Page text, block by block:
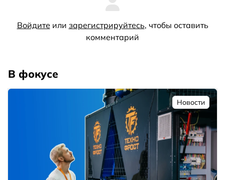
Войдите или зарегистрируйтесь, чтобы оставить
комментарий
В фокусе
Новости